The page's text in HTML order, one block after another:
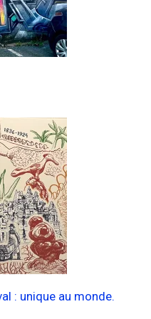
: unique au monde.